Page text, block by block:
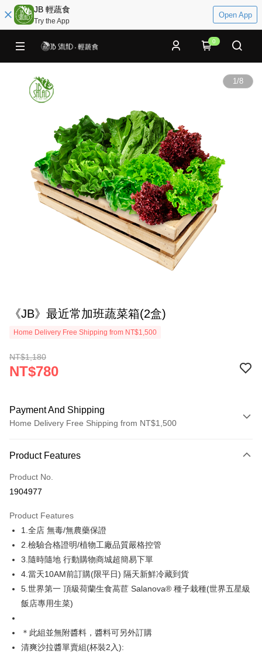
JB 輕蔬食
Try the App
Open App
0
1/8
《JB》最近常加班蔬菜箱(2盒)
Home Delivery Free Shipping from NT$1,500
NT$1,180
NT$780
Payment And Shipping
Home Delivery Free Shipping from NT$1,500
Credit Card (Full Payment)
LINE Pay
JKOPAY
Easy Wallet
ATM Transfer
Shipping Method
NT$220/order | Free shipping on orders of NT$1,500 or more
Product Features
Product No.
1904977
Product Features
1.全店 無毒/無農藥保證
2.檢驗合格證明/植物工廠品質嚴格控管
3.隨時隨地 行動購物商城超簡易下單
4.當天10AM前訂購(限平日) 隔天新鮮冷藏到貨
5.世界第一 頂級荷蘭生食萵苣 Salanova® 種子栽種(世界五星級
飯店專用生菜)
＊此組並無附醬料，醬料可另外訂購
清爽沙拉醬單賣組(杯裝2入):